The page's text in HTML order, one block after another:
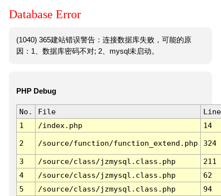
Database Error
(1040) 365建站错误警告：连接数据库失败，可能的原
因：1、数据库密码不对; 2、mysql未启动。
PHP Debug
No. File
Line
1
/index.php 14
2 /source/function/function_extend.php 324
3 /source/class/jzmysql.class.php
211
4
/source/class/jzmysql.class.php
62
5
/source/class/jzmysql.class.php
94